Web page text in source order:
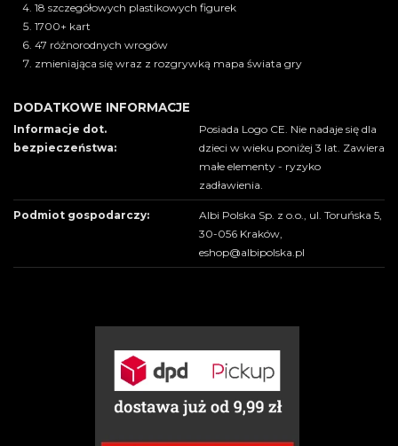
18 szczegółowych plastikowych figurek
1700+ kart
47 różnorodnych wrogów
zmieniająca się wraz z rozgrywką mapa świata gry
DODATKOWE INFORMACJE
Informacje dot.
bezpieczeństwa:
Posiada Logo CE. Nie nadaje się dla
dzieci w wieku poniżej 3 lat. Zawiera
małe elementy - ryzyko
zadławienia.
Podmiot gospodarczy:
Albi Polska Sp. z o.o., ul. Toruńska 5,
30-056 Kraków,
eshop@albipolska.pl